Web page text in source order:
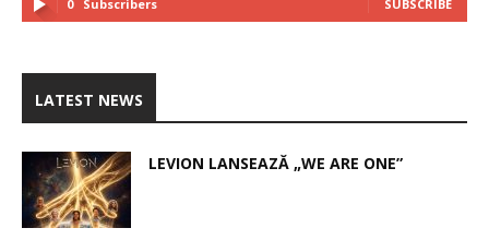
0 Subscribers SUBSCRIBE
LATEST NEWS
LEVION LANSEAZĂ „WE ARE ONE”